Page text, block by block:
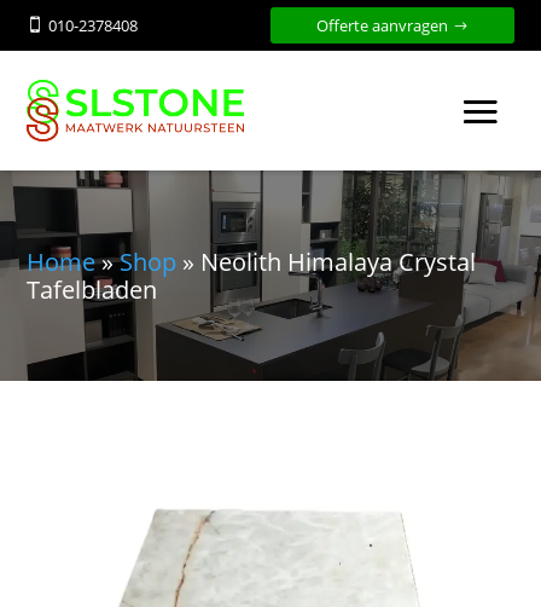
010-2378408 Offerte aanvragen
Home»Shop » Neolith Himalaya Crystal
Tafelbladen